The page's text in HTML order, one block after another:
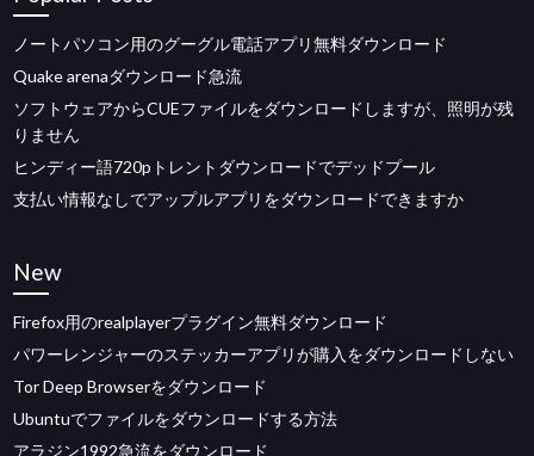
ノートパソコン用のグーグル電話アプリ無料ダウンロード
Quake arenaダウンロード急流
ソフトウェアからCUEファイルをダウンロードしますが、照明が残
りません
ヒンディー語720pトレントダウンロードでデッドプール
支払い情報なしでアップルアプリをダウンロードできますか
New
Firefox用のrealplayerプラグイン無料ダウンロード
パワーレンジャーのステッカーアプリが購入をダウンロードしない
Tor Deep Browserをダウンロード
Ubuntuでファイルをダウンロードする方法
アラジン1992急流をダウンロード